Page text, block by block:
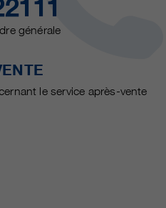
générale
le service après-vente